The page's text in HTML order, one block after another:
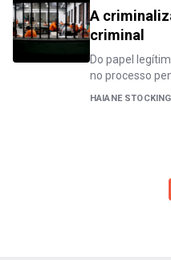
A
criminal
Do papel
no processo
HAIANE